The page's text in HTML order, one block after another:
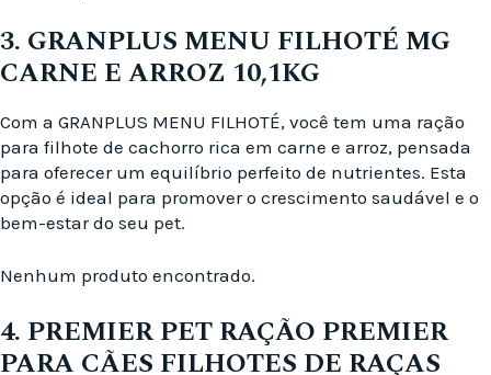
3. GRANPLUS MENU FILHOTÉ MG
CARNE E ARROZ 10,1KG
Com a GRANPLUS MENU FILHOTÉ, você tem uma ração
para filhote de cachorro rica em carne e arroz, pensada
para oferecer um equilíbrio perfeito de nutrientes. Esta
opção é ideal para promover o crescimento saudável e o
bem-estar do seu pet.
Nenhum produto encontrado.
4. PREMIER PET RAÇÃO PREMIER
PARA CÃES FILHOTES DE RAÇAS